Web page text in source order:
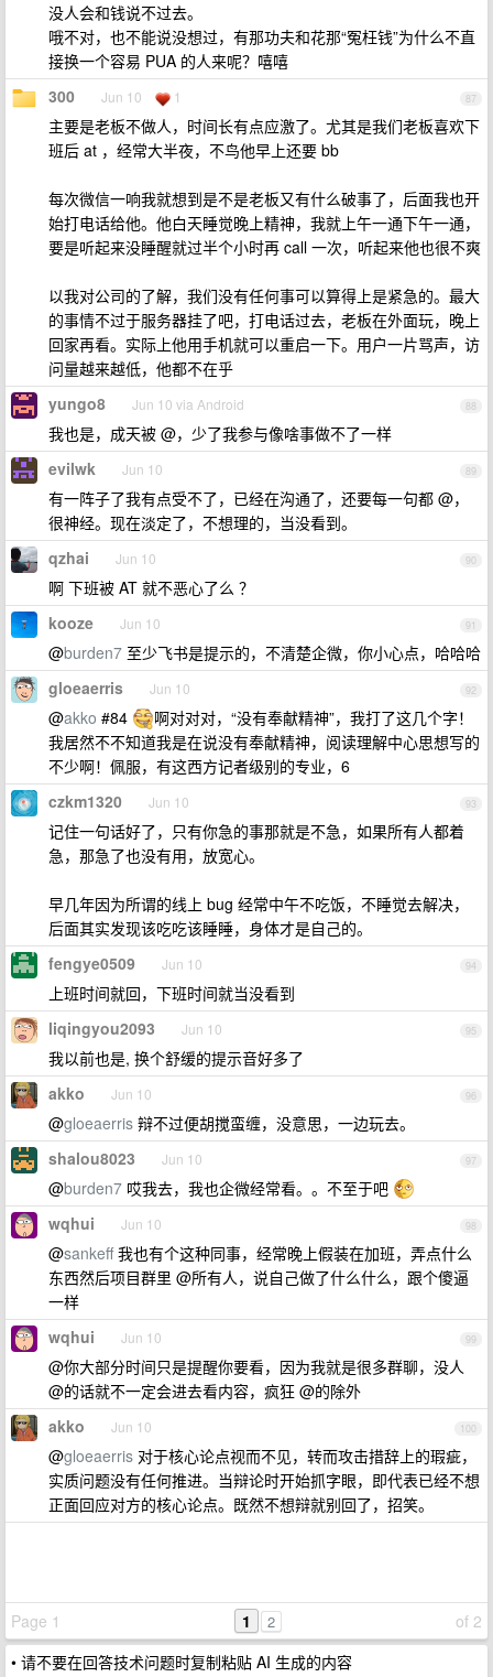
没人会和钱说不过去。
哦不对，也不能说没想过，有那功夫和花那“冤枉钱”为什么不直
接换一个容易 PUA 的人来呢？嘻嘻
87
300 Jun 10 1
主要是老板不做人，时间长有点应激了。尤其是我们老板喜欢下
班后 at ，经常大半夜，不鸟他早上还要 bb
每次微信一响我就想到是不是老板又有什么破事了，后面我也开
始打电话给他。他白天睡觉晚上精神，我就上午一通下午一通，
要是听起来没睡醒就过半个小时再 call 一次，听起来他也很不爽
以我对公司的了解，我们没有任何事可以算得上是紧急的。最大
的事情不过于服务器挂了吧，打电话过去，老板在外面玩，晚上
回家再看。实际上他用手机就可以重启一下。用户一片骂声，访
问量越来越低，他都不在乎
88
yungo8 Jun 10 via Android
我也是，成天被 @，少了我参与像啥事做不了一样
89
evilwk Jun 10
有一阵子了我有点受不了，已经在沟通了，还要每一句都 @，
很神经。现在淡定了，不想理的，当没看到。
90
qzhai Jun 10
啊 下班被 AT 就不恶心了么 ？
91
kooze Jun 10
@burden7 至少飞书是提示的，不清楚企微，你小心点，哈哈哈
92
gloeaerris Jun 10
@akko #84
啊对对对，“没有奉献精神”，我打了这几个字！
我居然不不知道我是在说没有奉献精神，阅读理解中心思想写的
不少啊！佩服，有这西方记者级别的专业，6
93
czkm1320 Jun 10
记住一句话好了，只有你急的事那就是不急，如果所有人都着
急，那急了也没有用，放宽心。
早几年因为所谓的线上 bug 经常中午不吃饭，不睡觉去解决，
后面其实发现该吃吃该睡睡，身体才是自己的。
94
fengye0509 Jun 10
上班时间就回，下班时间就当没看到
95
liqingyou2093 Jun 10
我以前也是, 换个舒缓的提示音好多了
96
akko Jun 10
@gloeaerris 辩不过便胡搅蛮缠，没意思，一边玩去。
97
shalou8023 Jun 10
@burden7 哎我去，我也企微经常看。。不至于吧
98
wqhui Jun 10
@sankeff我也有个这种同事，经常晚上假装在加班，弄点什么
东西然后项目群里 @所有人，说自己做了什么什么，跟个傻逼
一样
99
wqhui Jun 10
@你大部分时间只是提醒你要看，因为我就是很多群聊，没人
@的话就不一定会进去看内容，疯狂 @的除外
100
akko Jun 10
@gloeaerris 对于核心论点视而不见，转而攻击措辞上的瑕疵，
实质问题没有任何推进。当辩论时开始抓字眼，即代表已经不想
正面回应对方的核心论点。既然不想辩就别回了，招笑。
Page 1 of 2
1 2
• 请不要在回答技术问题时复制粘贴 AI 生成的内容